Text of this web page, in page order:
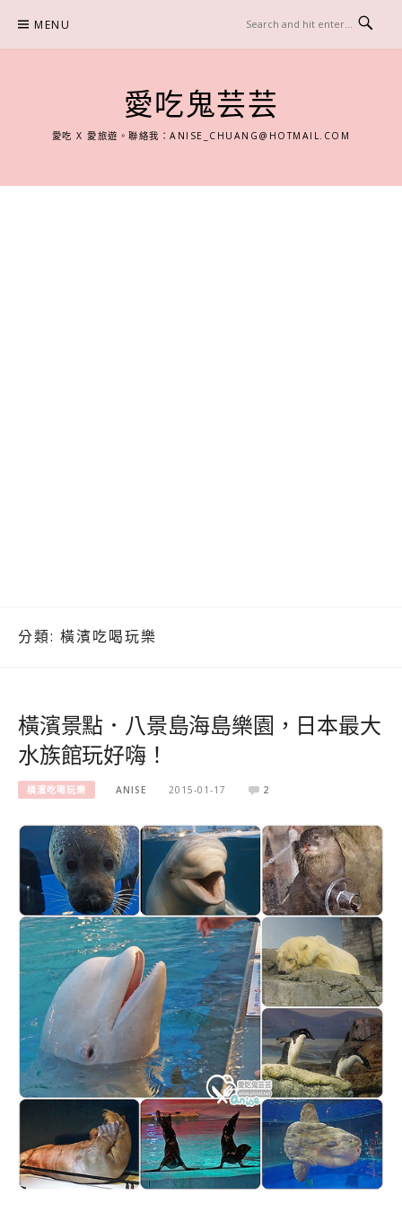
content
MENU
愛吃鬼芸芸
愛吃 X 愛旅遊。聯絡我：ANISE_CHUANG@HOTMAIL.COM
分類: 橫濱吃喝玩樂
橫濱景點．八景島海島樂園，日本最大
水族館玩好嗨！
橫濱吃喝玩樂 ANISE 2015-01-17 2